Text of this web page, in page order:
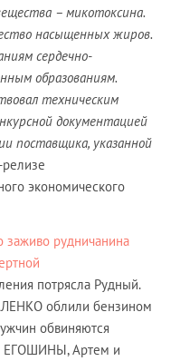
– микотоксина.
насыщенных жиров.
сердечно-
образованиям.
техническим
документацией
поставщика, указанной
экономического
заживо рудничанина
потрясла Рудный.
облили бензином
обвиняются
ЕГОШИНЫ, Артем и